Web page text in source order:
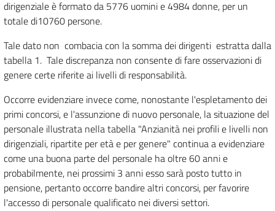
dirigenziale è formato da 5776 uomini e 4984 donne, per un
totale di10760 persone.
Tale dato non combacia con la somma dei dirigenti estratta dalla
tabella 1. Tale discrepanza non consente di fare osservazioni di
genere certe riferite ai livelli di responsabilità.
Occorre evidenziare invece come, nonostante l'espletamento dei
primi concorsi, e l'assunzione di nuovo personale, la situazione del
personale illustrata nella tabella "Anzianità nei profili e livelli non
dirigenziali, ripartite per età e per genere" continua a evidenziare
come una buona parte del personale ha oltre 60 anni e
probabilmente, nei prossimi 3 anni esso sarà posto tutto in
pensione, pertanto occorre bandire altri concorsi, per favorire
l'accesso di personale qualificato nei diversi settori.